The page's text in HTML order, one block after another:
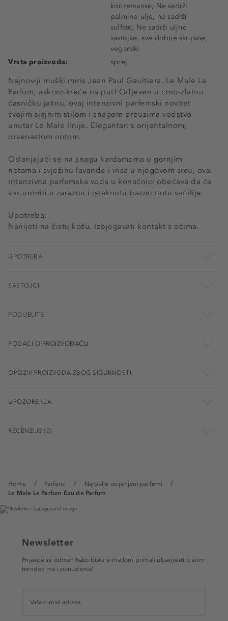
Home Parfemi
Najbolje ocijenjeni parfemi
Le Male Le Parfum Eau de Parfum
Najnoviji muški miris Jean Paul Gaultiera, Le Male Le
Parfum, uskoro kreće na put! Odjeven u crno-zlatnu
časničku jaknu, ovaj intenzivni parfemski novitet
svojim sjajnim stilom i snagom preuzima vodstvo
unutar Le Male linije. Elegantan s orijentalnom,
drvenastom notom.
Oslanjajući se na snagu kardamoma u gornjim
notama i svježinu lavande i irisa u njegovom srcu, ova
intenzivna parfemska voda u konačnici obećava da će
vas uroniti u zaraznu i istaknutu baznu notu vanilije.
Upotreba:
Nanijeti na čistu kožu. Izbjegavati kontakt s očima.
konzervanse, Ne sadrži
palmino ulje, ne sadrži
sulfate, Ne sadrži uljne
sastojke, sve dobne skupine,
veganski
Vrsta proizvoda:
sprej
UPOTREBA
SASTOJCI
PODIJELITE
PODACI O PROIZVOĐAČU
OPOZIV PROIZVODA ZBOG SIGURNOSTI
UPOZORENJA
RECENZIJE (0)
Newsletter
Prijavite se odmah kako biste e-mailom primali obavijesti o svim
trendovima i ponudama!